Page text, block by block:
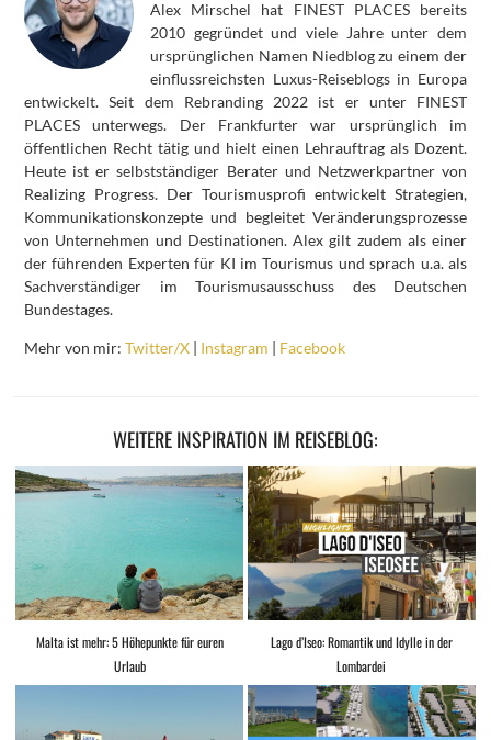
Alex Mirschel hat FINEST PLACES bereits
2010 gegründet und viele Jahre unter dem
ursprünglichen Namen Niedblog zu einem der
einflussreichsten Luxus-Reiseblogs in Europa
entwickelt. Seit dem Rebranding 2022 ist er unter FINEST
PLACES unterwegs. Der Frankfurter war ursprünglich im
öffentlichen Recht tätig und hielt einen Lehrauftrag als Dozent.
Heute ist er selbstständiger Berater und Netzwerkpartner von
Realizing Progress. Der Tourismusprofi entwickelt Strategien,
Kommunikationskonzepte und begleitet Veränderungsprozesse
von Unternehmen und Destinationen. Alex gilt zudem als einer
der führenden Experten für KI im Tourismus und sprach u.a. als
Sachverständiger im Tourismusausschuss des Deutschen
Bundestages.
Mehr von mir: Twitter/X | Instagram | Facebook
WEITERE INSPIRATION IM REISEBLOG:
Malta ist mehr: 5 Höhepunkte für euren
Urlaub
Lago d’Iseo: Romantik und Idylle in der
Lombardei